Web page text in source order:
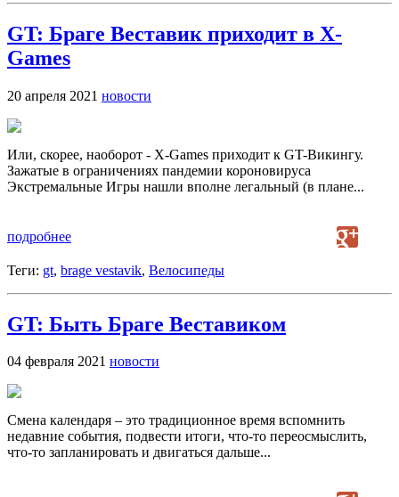
GT: Браге Веставик приходит в X-
Games
20 апреля 2021 новости
Или, скорее, наоборот - X-Games приходит к GT-Викингу.
Зажатые в ограничениях пандемии короновируса
Экстремальные Игры нашли вполне легальный (в плане...
подробнее
Теги: gt, brage vestavik, Велосипеды
GT: Быть Браге Веставиком
04 февраля 2021 новости
Смена календаря – это традиционное время вспомнить
недавние события, подвести итоги, что-то переосмыслить,
что-то запланировать и двигаться дальше...